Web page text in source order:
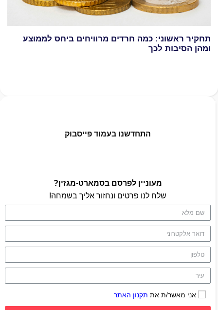
תחקיר ראשוני: כמה חרדים מרוויחים ביחס לממוצע
ומהן הסיבות לכך
התחדשנו בעמוד פייסבוק
מעוניין לפרסם בסמארט-מגזין?
שלח לנו פרטים ונחזור אליך בשמחה!
אני מאשר/ת את תקנון האתר